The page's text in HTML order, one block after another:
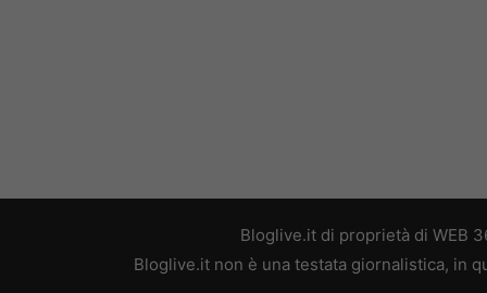
Bloglive.it di proprietà di WEB
Bloglive.it non è una testata giornalistica, in